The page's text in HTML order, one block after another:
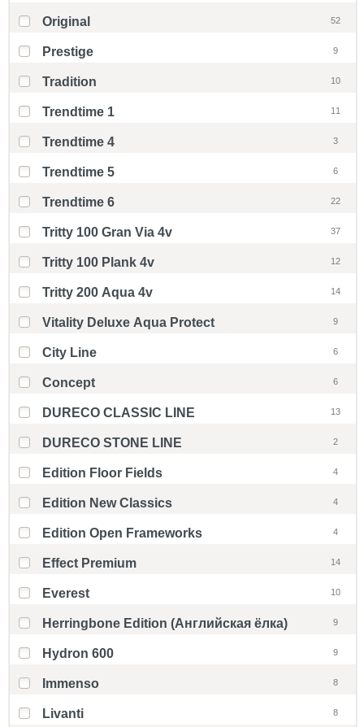
Original 52
Prestige 9
Tradition 10
Trendtime 1 11
Trendtime 4 3
Trendtime 5 6
Trendtime 6 22
Tritty 100 Gran Via 4v 37
Tritty 100 Plank 4v 12
Tritty 200 Aqua 4v 14
Vitality Deluxe Aqua Protect 9
City Line 6
Concept 6
DURECO CLASSIC LINE 13
DURECO STONE LINE 2
Edition Floor Fields 4
Edition New Classics 4
Edition Open Frameworks 4
Effect Premium 14
Everest 10
Herringbone Edition (Английская ёлка) 9
Hydron 600 9
Immenso 8
Livanti 8